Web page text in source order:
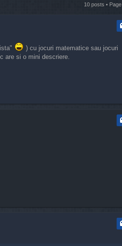
10 posts • Page
) cu jocuri matematice sau jocuri
are si o mini descriere.